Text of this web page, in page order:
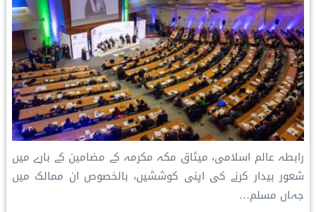
رابطہ عالم اسلامی، میثاق مکہ مکرمہ کے مضامین کے بارے میں
شعور بیدار کرنے کی اپنی کوششیں، بالخصوص ان ممالک میں
جہاں مسلم…